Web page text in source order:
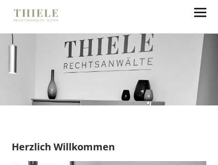
Thiele Rechtsanwälte
Herzlich Willkommen